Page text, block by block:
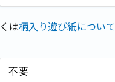
は柄入り遊び紙について